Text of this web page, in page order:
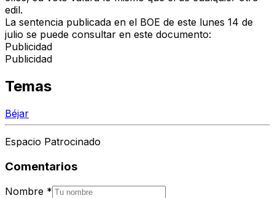
edil.
La sentencia publicada en el BOE de este lunes 14 de
julio se puede consultar en este documento:
Publicidad
Publicidad
Temas
Béjar
Espacio Patrocinado
Comentarios
Nombre *